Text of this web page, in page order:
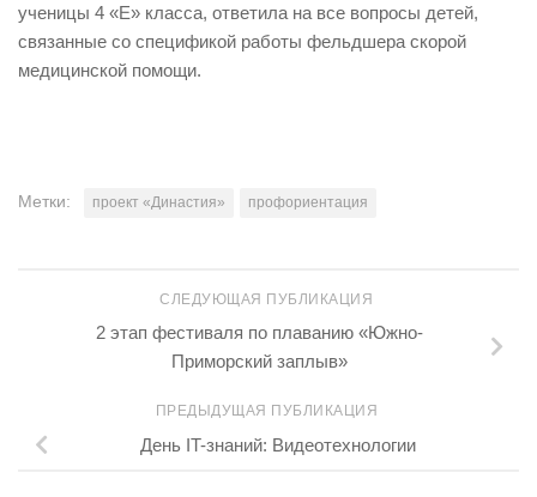
ученицы 4 «Е» класса, ответила на все вопросы детей,
связанные со спецификой работы фельдшера скорой
медицинской помощи.
Метки: проект «Династия» профориентация
СЛЕДУЮЩАЯ ПУБЛИКАЦИЯ
2 этап фестиваля по плаванию «Южно-
Приморский заплыв»
ПРЕДЫДУЩАЯ ПУБЛИКАЦИЯ
День IT-знаний: Видеотехнологии